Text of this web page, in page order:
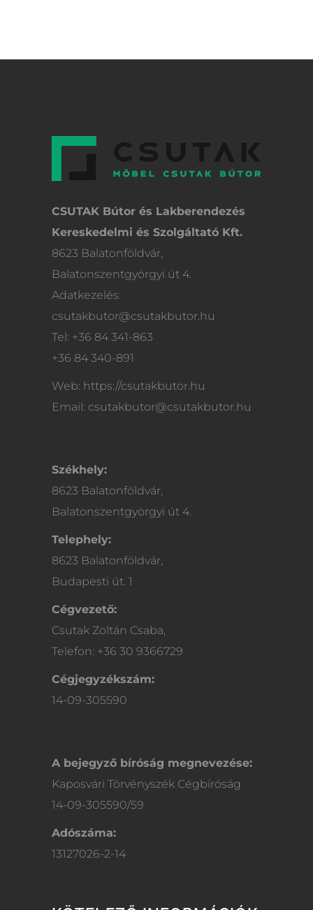
CSUTAK Bútor és Lakberendezés
Kereskedelmi és Szolgáltató Kft.
8623 Balatonföldvár,
Balatonszentgyörgyi út 4.
Adatkezelés:
csutakbutor@csutakbutor.hu
Tel: +36 84 341-863
+36 84 340-891
Web: https://csutakbutor.hu
Email: csutakbutor@csutakbutor.hu
Székhely:
8623 Balatonföldvár,
Balatonszentgyörgyi út 4.
Telephely:
8623 Balatonföldvár,
Budapesti út. 1
Cégvezető:
Csutak Zoltán Csaba,
Telefon: +36 30 9366729
Cégjegyzékszám:
14-09-305590
A bejegyző bíróság megnevezése:
Kaposvári Törvényszék Cégbíróság
14-09-305590/59
Adószáma:
13127026-2-14